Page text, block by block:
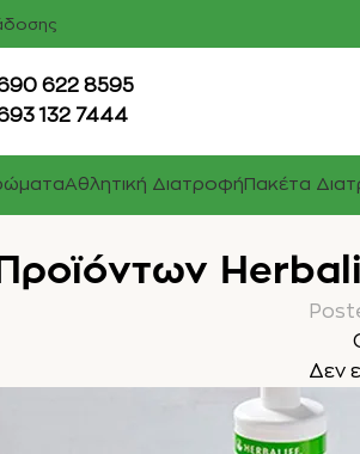
622 8595
132 7444
Αθλητική Διατροφή Πακέτα
Δεν